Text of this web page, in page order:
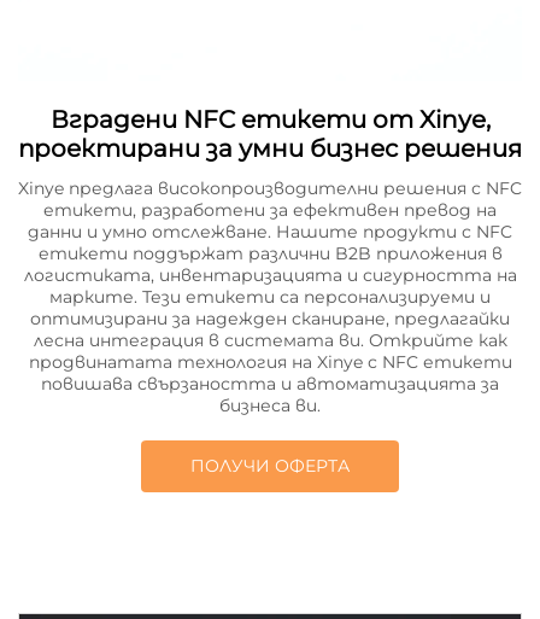
Вградени NFC етикети от Xinye,
проектирани за умни бизнес решения
Xinye предлага високопроизводителни решения с NFC
етикети, разработени за ефективен превод на
данни и умно отслежване. Нашите продукти с NFC
етикети поддържат различни B2B приложения в
логистиката, инвентаризацията и сигурността на
марките. Тези етикети са персонализируеми и
оптимизирани за надежден сканиране, предлагайки
лесна интеграция в системата ви. Открийте как
продвинатата технология на Xinye с NFC етикети
повишава свързаността и автоматизацията за
бизнеса ви.
ПОЛУЧИ ОФЕРТА